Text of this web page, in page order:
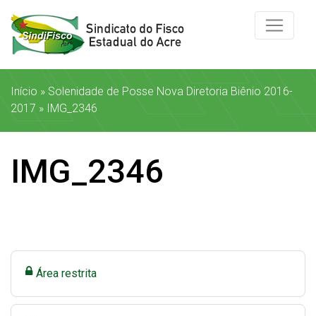
Início » Solenidade de Posse Nova Diretoria Biênio 2016-
2017 » IMG_2346
IMG_2346
Área restrita